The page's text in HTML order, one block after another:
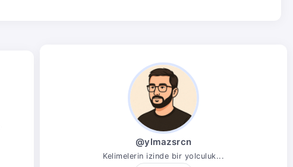
@ylmazsrcn
Kelimelerin izinde bir yolculuk...